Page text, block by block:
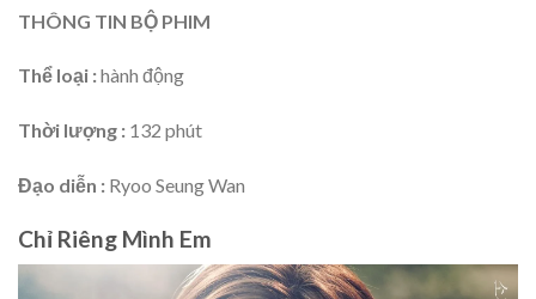
THÔNG TIN BỘ PHIM
Thể loại :hành động
Thời lượng : 132 phút
Đạo diễn : Ryoo Seung Wan
Chỉ Riêng Mình Em